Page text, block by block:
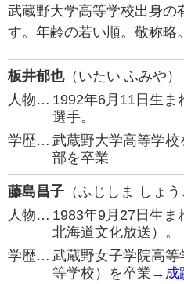
武蔵野大学高等学校出身の
す。年齢の若い順。敬称略。
板井郁也（いたい ふみや）
人物… 1992年6月11日生ま
選手。
学歴… 武蔵野大学高等学
部を卒業
藤島昌子 （ふじしま しょう
人物… 1983年9月27日生ま
北海道文化放送）。
学歴… 武蔵野女子学院高
等学校）を卒業→ 成